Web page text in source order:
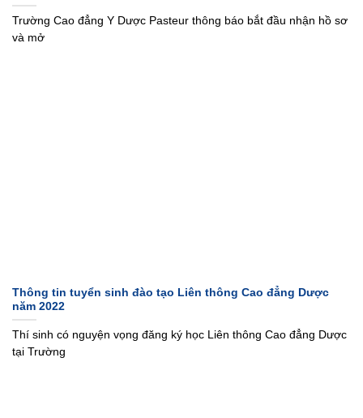
Trường Cao đẳng Y Dược Pasteur thông báo bắt đầu nhận hồ sơ
và mở
Thông tin tuyển sinh đào tạo Liên thông Cao đẳng Dược
năm 2022
Thí sinh có nguyện vọng đăng ký học Liên thông Cao đẳng Dược
tại Trường